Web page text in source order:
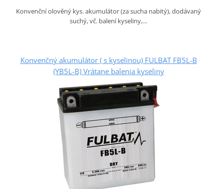
Konvenční olověný kys. akumulátor (za sucha nabitý), dodávaný
suchý, vč. balení kyseliny,…
Konvenčný akumulátor ( s kyselinou) FULBAT FB5L-B
(YB5L-B) Vrátane balenia kyseliny